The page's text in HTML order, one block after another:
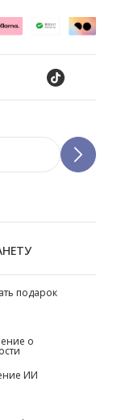
подарок
о
ИИ